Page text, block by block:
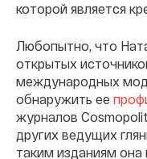
которой является
Любопытно, что
открытых
международных
обнаружить ее
журналов
других ведущих
таким изданиям она